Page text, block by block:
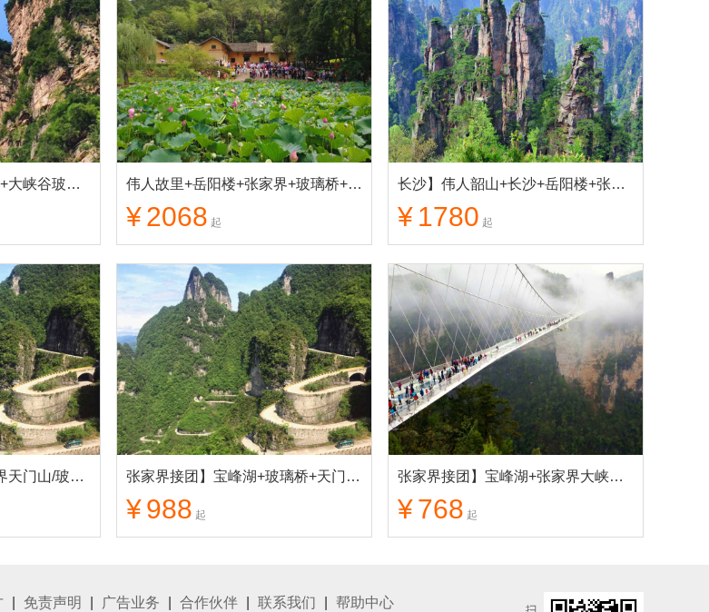
长沙】张家界核心景区+大峡谷玻璃桥+天门山 纯玩3日游 伟人故里+岳阳楼+张家界+玻璃桥+天门山+芙蓉镇+凤凰古城 纯玩6日游
¥2068 起
长沙】伟人韶山+长沙+岳阳楼+张家界黄龙洞+天门山+芙蓉镇+凤凰古城 纯玩6日游
¥ 1780 起
毛主席故里韶山+张家界天门山/玻璃栈道+大峡谷玻璃桥 品质3日游 张家界接团】宝峰湖+玻璃桥+天门山+芙蓉镇+凤凰古城 4日游
¥988 起
张家界接团】宝峰湖+张家界大峡谷/玻璃桥+天门山 3日游
¥768 起
免责声明 广告业务 合作伙伴 联系我们 帮助中心